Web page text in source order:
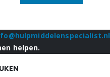
helpen.